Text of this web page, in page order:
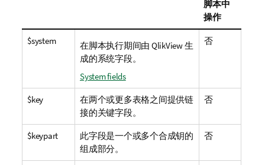
脚本中
操作
$system 在脚本执行期间由 QlikView生
成的系统字段。
System fields
否
$key
在两个或更多表格之间提供链
接的关键字段。
否
$keypart
此字段是一个或多个合成钥的
组成部分。
否